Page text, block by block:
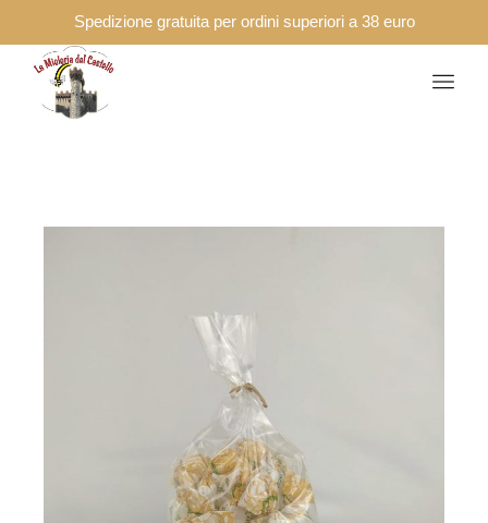
Spedizione gratuita per ordini superiori a 38 euro